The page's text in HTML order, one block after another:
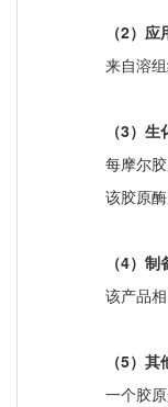
（2）应
来自溶
（3）
每摩尔
该胶原
（4）
该产品
（5）
一个胶